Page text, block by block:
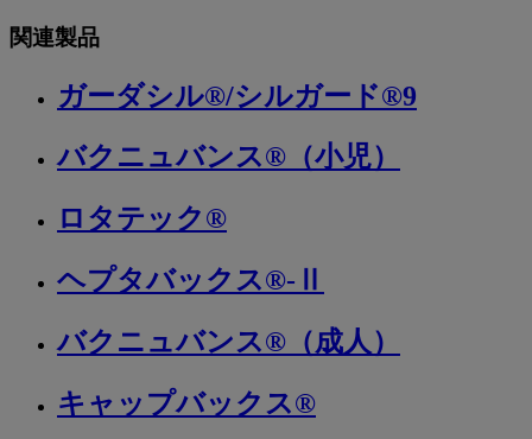
関連製品
ガーダシル®/シルガード®9
バクニュバンス®（小児）
ロタテック®
ヘプタバックス®-Ⅱ
バクニュバンス®（成人）
キャップバックス®